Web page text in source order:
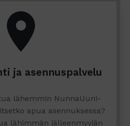
ja asennuspalvelu
lähemmin NunnaUuni-
apua asennuksessa?
lähimmän jälleenmyyjän